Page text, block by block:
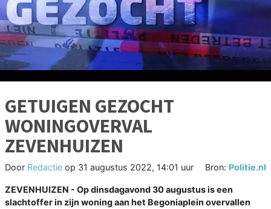
GETUIGEN GEZOCHT
WONINGOVERVAL
ZEVENHUIZEN
Door Redactie op 31 augustus 2022, 14:01 uur Bron: Politie.nl
ZEVENHUIZEN - Op dinsdagavond 30 augustus is een
slachtoffer in zijn woning aan het Begoniaplein overvallen